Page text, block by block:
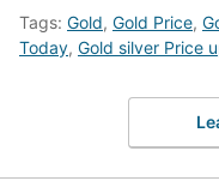
Tags: Gold, Gold Price,
Today, Gold silver Price